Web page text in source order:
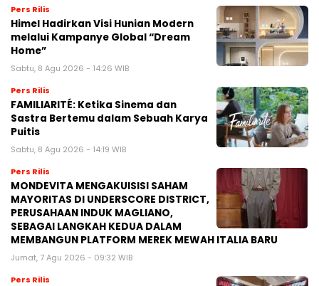
Pers Rilis
Himel Hadirkan Visi Hunian Modern
melalui Kampanye Global “Dream
Home”
Sabtu, 8 Agu 2026 - 14:26 WIB
Pers Rilis
FAMILIARITÉ: Ketika Sinema dan
Sastra Bertemu dalam Sebuah Karya
Puitis
Sabtu, 8 Agu 2026 - 14:19 WIB
Pers Rilis
MONDEVITA MENGAKUISISI SAHAM
MAYORITAS DI UNDERSCORE DISTRICT,
PERUSAHAAN INDUK MAGLIANO,
SEBAGAI LANGKAH KEDUA DALAM
MEMBANGUN PLATFORM MEREK MEWAH ITALIA BARU
Jumat, 7 Agu 2026 - 09:32 WIB
Pers Rilis